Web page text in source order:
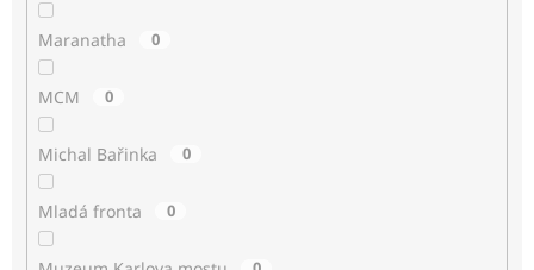
Maranatha 0
MCM 0
Michal Bařinka 0
Mladá fronta 0